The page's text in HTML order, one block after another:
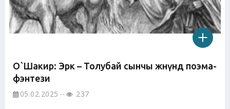
О`Шакир: Эрк – Толубай сынчы жөнүндө поэма-
фэнтези
05.02.2025 237